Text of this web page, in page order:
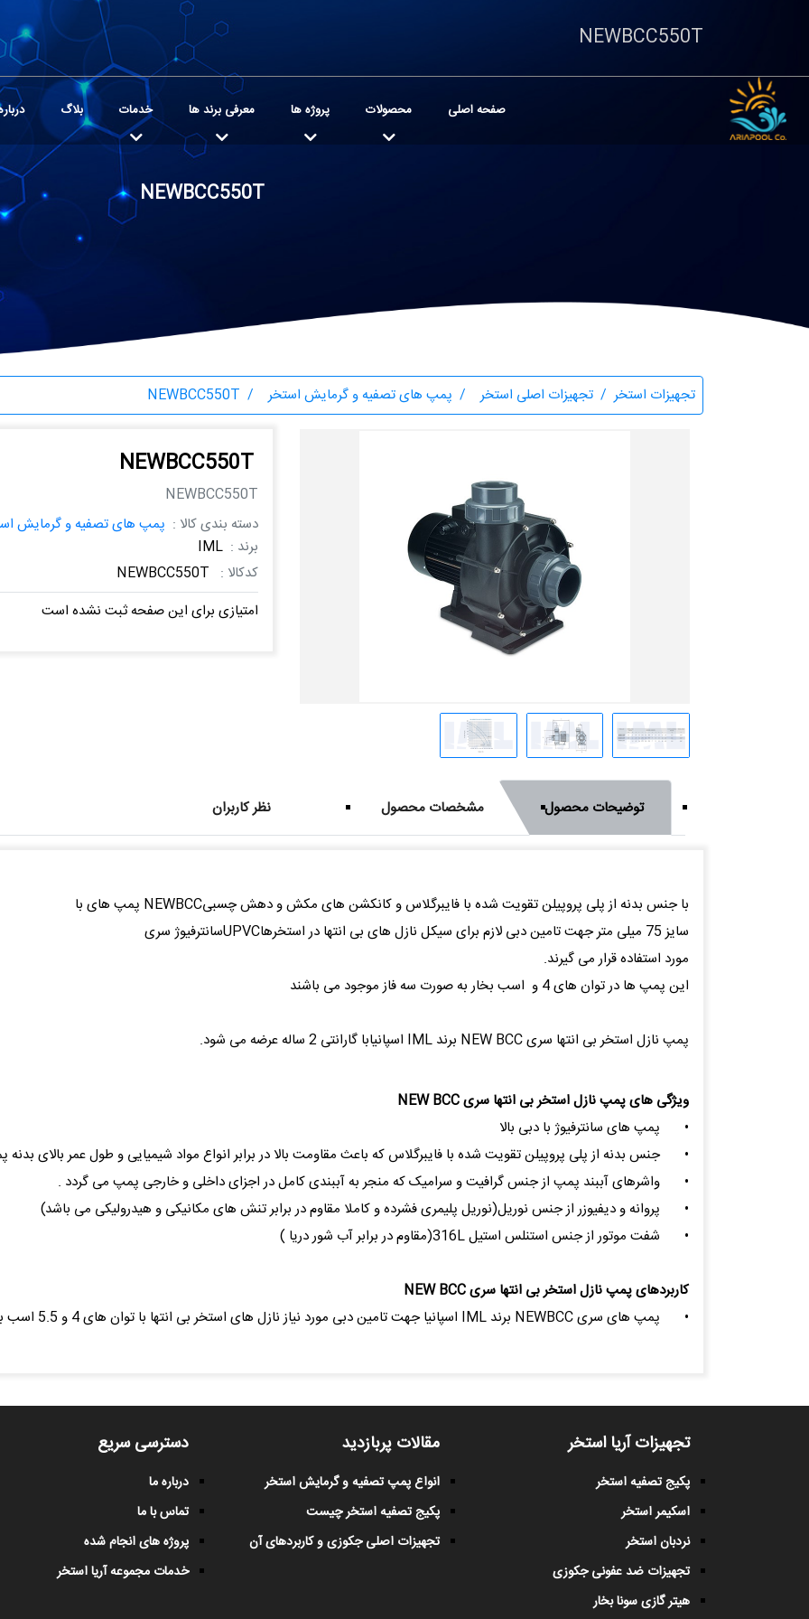
NEWBCC550T
صفحه اصلی محصولات پروژه ها معرفی برند ها خدمات بلاگ
NEWBCC550T
تجهیزات استخر تجهیزات اصلی استخر پمپ های تصفیه و گرمایش استخر NEWBCC550T
NEWBCC550T
NEWBCC550T
دسته بندی کالا : پمپ های تصفیه و گرمایش
برند : IML
کدکالا : NEWBCC550T
امتیازی برای این صفحه ثبت نشده است
توضیحات محصول مشخصات محصول نظر کاربران
با جنس بدنه از پلی پروپیلن تقویت شده با فایبرگلاس و کانکشن های مکش و دهش چسبیNEWBCC پمپ های با
سایز 75 میلی متر جهت تامین دبی لازم برای سیکل نازل های بی انتها در استخرهاUPVCسانترفیوژ سری
مورد استفاده قرار می گیرند.
این پمپ ها در توان های 4 و اسب بخار به صورت سه فاز موجود می باشند
پمپ نازل استخر بی انتها سری NEW BCC برند IML اسپانیابا گارانتی 2 ساله عرضه می شود.
ویژگی های پمپ نازل استخر بی انتها سری NEW BCC
•
پمپ های سانترفیوژ با دبی بالا
•
جنس بدنه از پلی پروپیلن تقویت شده با فایبرگلاس که باعث مقاومت بالا در برابر انواع مواد شیمیایی و طول عمر بالای
•
واشرهای آببند پمپ از جنس گرافیت و سرامیک که منجر به آببندی کامل در اجزای داخلی و خارجی پمپ می گردد .
•
پروانه و دیفیوزر از جنس نوریل(نوریل پلیمری فشرده و کاملا مقاوم در برابر تنش های مکانیکی و هیدرولیکی می باشد)
•
شفت موتور از جنس استنلس استیل 316L(مقاوم در برابر آب شور دریا )
کاربردهای پمپ نازل استخر بی انتها سری NEW BCC
•
پمپ های سری NEWBCC برند IML اسپانیا جهت تامین دبی مورد نیاز نازل های استخر بی انتها با توان های 4 و 5.5 اسب بخار به صورت سه فاز مورد استفاده قرار میگیرند .
تجهیزات آریا استخر
پکیج تصفیه استخر
اسکیمر استخر
نردبان استخر
تجهیزات ضد عفونی جکوزی
هیتر گازی سونا بخار
مقالات پربازدید
انواع پمپ تصفیه و گرمایش استخر
پکیج تصفیه استخر چیست
تجهیزات اصلی جکوزی و کاربردهای آن
دسترسی سریع
درباره ما
تماس با ما
پروژه های انجام شده
خدمات مجموعه آریا استخر